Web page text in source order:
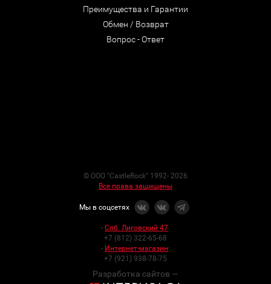
Преимущества и Гарантии
Обмен / Возврат
Вопрос - Ответ
© ООО "CastleRock" 1992- 2026
Все права защищены
Мы в соцсетях
- Спб. Лиговский 47:
+7 (812) 322-65-68
- Интернет-магазин:
+7 (921) 938-78-75
Разработка сайтов —